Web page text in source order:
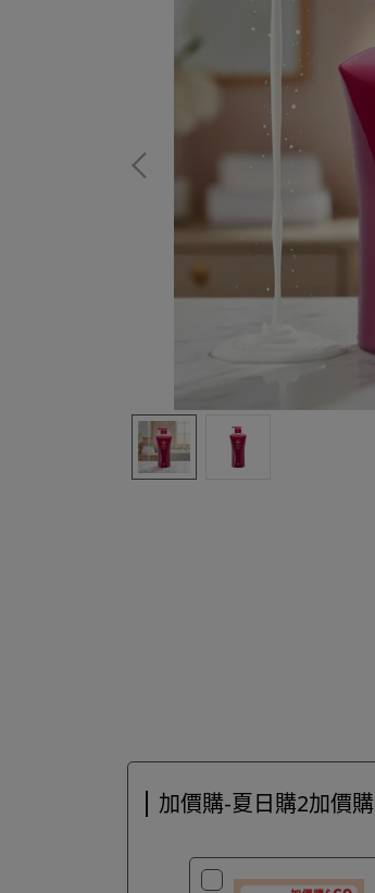
加價購-夏日購2加價購